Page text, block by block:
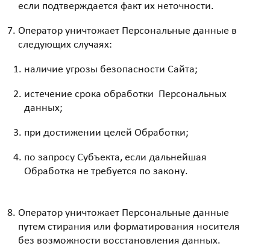
если подтверждается факт их неточности.
Оператор уничтожает Персональные данные в
следующих случаях:
наличие угрозы безопасности Сайта;
истечение срока обработки Персональных
данных;
при достижении целей Обработки;
по запросу Субъекта, если дальнейшая
Обработка не требуется по закону.
Оператор уничтожает Персональные данные
путем стирания или форматирования носителя
без возможности восстановления данных.